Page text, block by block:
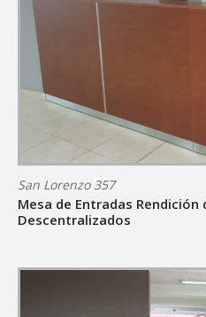
San Lorenzo 357
Mesa de Entradas
Descentralizados